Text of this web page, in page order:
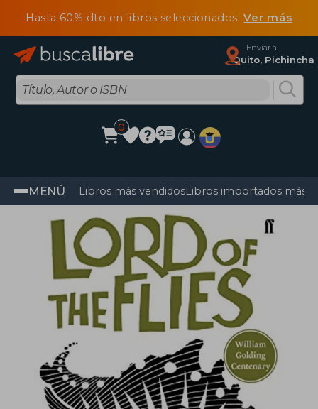
Hasta 60% dto en libros seleccionadosVer más
Enviar a
Quito, Pichincha
0
MENÚ Libros más vendidosLibros importados más